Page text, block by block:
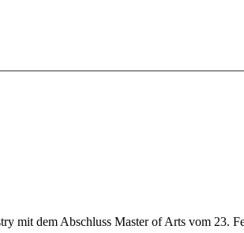
mit dem Abschluss Master of Arts vom 23.